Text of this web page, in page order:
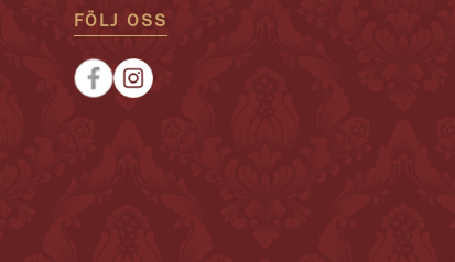
FÖLJ OSS